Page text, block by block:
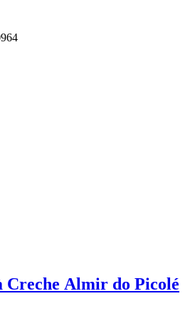
Creche Almir do Picolé